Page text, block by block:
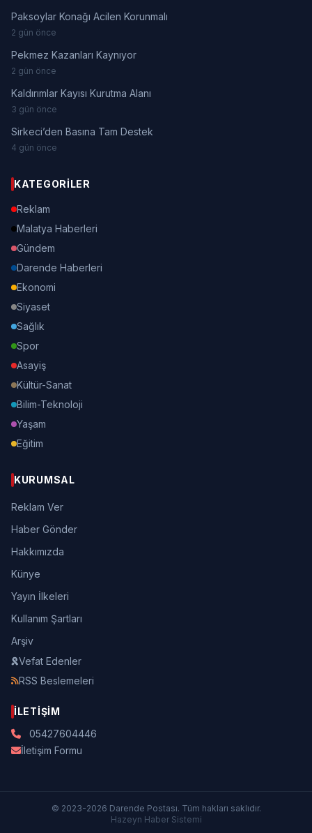
Paksoylar Konağı Acilen Korunmalı
2 gün önce
Pekmez Kazanları Kaynıyor
2 gün önce
Kaldırımlar Kayısı Kurutma Alanı
3 gün önce
Sirkeci’den Basına Tam Destek
4 gün önce
KATEGORILER
Reklam
Malatya Haberleri
Gündem
Darende Haberleri
Ekonomi
Siyaset
Sağlık
Spor
Asayiş
Kültür-Sanat
Bilim-Teknoloji
Yaşam
Eğitim
KURUMSAL
Reklam Ver
Haber Gönder
Hakkımızda
Künye
Yayın İlkeleri
Kullanım Şartları
Arşiv
Vefat Edenler
RSS Beslemeleri
İLETIŞIM
05427604446
İletişim Formu
© 2023-2026 Darende Postası. Tüm hakları saklıdır.
Hazeyn Haber Sistemi